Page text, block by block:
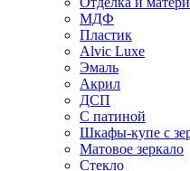
МДФ
Пластик
Alvic Luxe
Эмаль
Акрил
ДСП
С патиной
Шкафы-купе с
Матовое зеркало
Стекло